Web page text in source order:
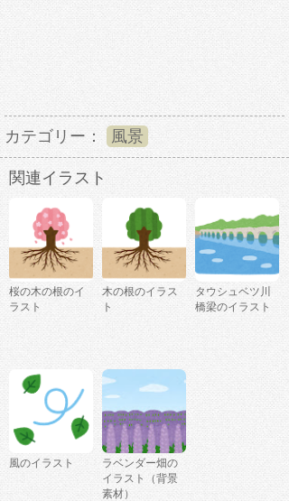
カテゴリー： 風景
関連イラスト
桜の木の根のイ
ラスト
木の根のイラス
ト
タウシュベツ川
橋梁のイラスト
風のイラスト
ラベンダー畑の
イラスト（背景
素材）